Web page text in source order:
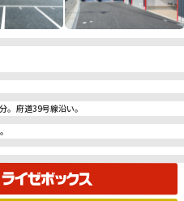
。府道39号線沿い。